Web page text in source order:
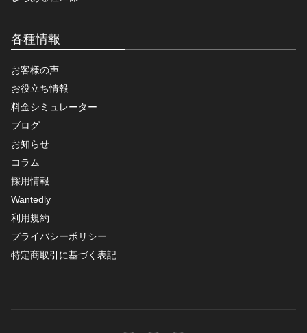
各種情報
お客様の声
お役立ち情報
料金シミュレーター
ブログ
お知らせ
コラム
採用情報
Wantedly
利用規約
プライバシーポリシー
特定商取引に基づく表記